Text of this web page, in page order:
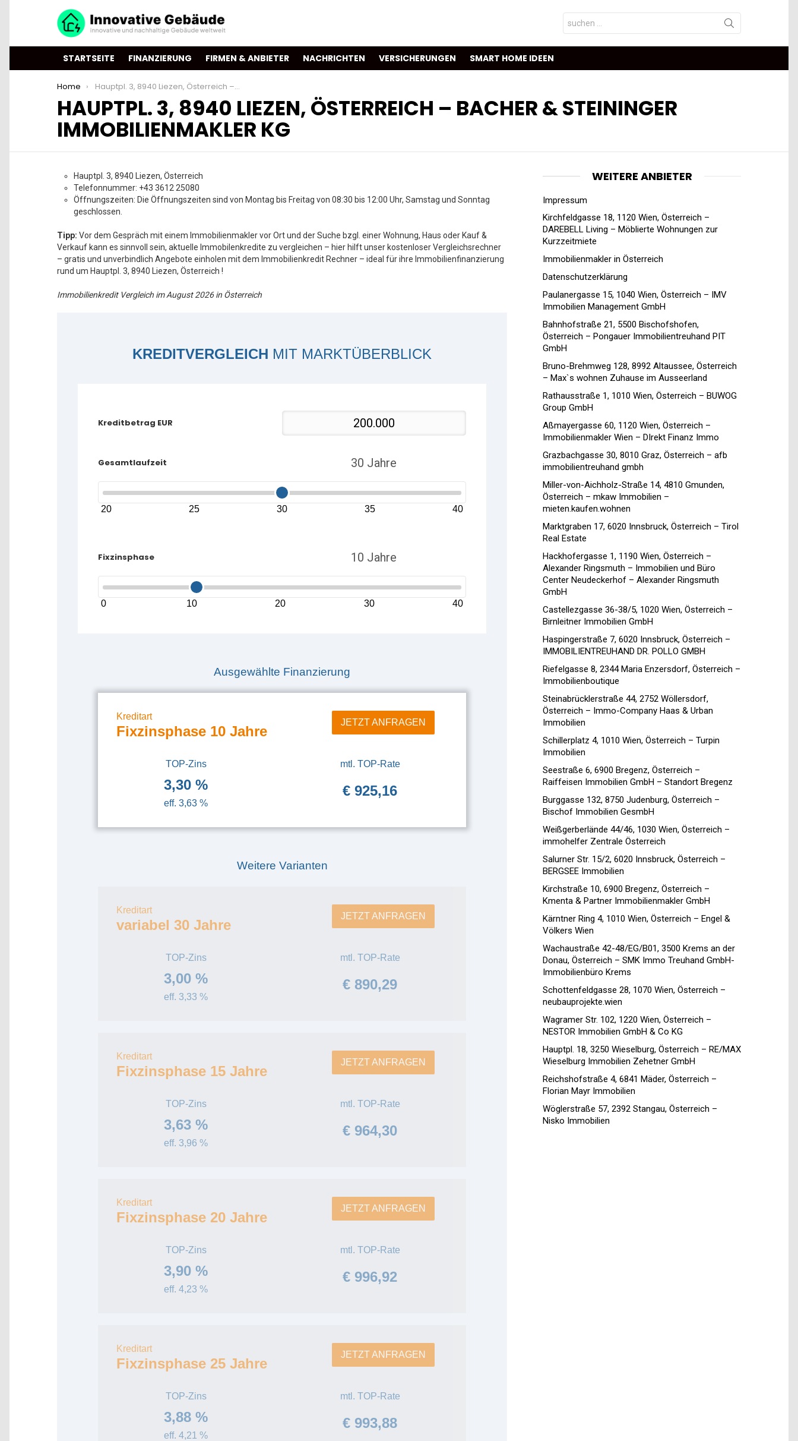
Search
for:
STARTSEITE FINANZIERUNG FIRMEN & ANBIETER NACHRICHTEN VERSICHERUNGEN SMART HOME IDEEN
You are here:
Home Hauptpl. 3, 8940 Liezen, Österreich – Bacher & Steininger Immobilienmakler KG
HAUPTPL. 3, 8940 LIEZEN, ÖSTERREICH – BACHER & STEININGER
IMMOBILIENMAKLER KG
Hauptpl. 3, 8940 Liezen, Österreich
Telefonnummer: +43 3612 25080
Öffnungszeiten: Die Öffnungszeiten sind von Montag bis Freitag von 08:30 bis 12:00 Uhr, Samstag und Sonntag
geschlossen.
Tipp: Vor dem Gespräch mit einem Immobilienmakler vor Ort und der Suche bzgl. einer Wohnung, Haus oder Kauf &
Verkauf kann es sinnvoll sein, aktuelle Immobilenkredite zu vergleichen – hier hilft unser kostenloser Vergleichsrechner
– gratis und unverbindlich Angebote einholen mit dem Immobilienkredit Rechner – ideal für ihre Immobilienfinanzierung
rund um Hauptpl. 3, 8940 Liezen, Österreich !
Immobilienkredit Vergleich im August 2026 in Österreich
KREDITVERGLEICH MIT MARKTÜBERBLICK
Kreditbetrag EUR
Gesamtlaufzeit
Fixzinsphase
20 25 30 35 40
0 10 20 30 40
Ausgewählte Finanzierung
Kreditart
Fixzinsphase 10 Jahre
TOP-Zins
3,30 %
eff. 3,63 %
mtl. TOP-Rate
€ 925,16
JETZT ANFRAGEN
Weitere Varianten
Kreditart
variabel 30 Jahre
TOP-Zins
3,00 %
eff. 3,33 %
mtl. TOP-Rate
€ 890,29
JETZT ANFRAGEN
Kreditart
Fixzinsphase 15 Jahre
TOP-Zins
3,63 %
eff. 3,96 %
mtl. TOP-Rate
€ 964,30
JETZT ANFRAGEN
Kreditart
Fixzinsphase 20 Jahre
TOP-Zins
3,90 %
eff. 4,23 %
mtl. TOP-Rate
€ 996,92
JETZT ANFRAGEN
Kreditart
Fixzinsphase 25 Jahre
TOP-Zins
3,88 %
eff. 4,21 %
mtl. TOP-Rate
€ 993,88
JETZT ANFRAGEN
WEITERE ANBIETER
Impressum
Kirchfeldgasse 18, 1120 Wien, Österreich –
DAREBELL Living – Möblierte Wohnungen zur
Kurzzeitmiete
Immobilienmakler in Österreich
Datenschutzerklärung
Paulanergasse 15, 1040 Wien, Österreich – IMV
Immobilien Management GmbH
Bahnhofstraße 21, 5500 Bischofshofen,
Österreich – Pongauer Immobilientreuhand PIT
GmbH
Bruno-Brehmweg 128, 8992 Altaussee, Österreich
– Max`s wohnen Zuhause im Ausseerland
Rathausstraße 1, 1010 Wien, Österreich – BUWOG
Group GmbH
Aßmayergasse 60, 1120 Wien, Österreich –
Immobilienmakler Wien – DIrekt Finanz Immo
Grazbachgasse 30, 8010 Graz, Österreich – afb
immobilientreuhand gmbh
Miller-von-Aichholz-Straße 14, 4810 Gmunden,
Österreich – mkaw Immobilien –
mieten.kaufen.wohnen
Marktgraben 17, 6020 Innsbruck, Österreich – Tirol
Real Estate
Hackhofergasse 1, 1190 Wien, Österreich –
Alexander Ringsmuth – Immobilien und Büro
Center Neudeckerhof – Alexander Ringsmuth
GmbH
Castellezgasse 36-38/5, 1020 Wien, Österreich –
Birnleitner Immobilien GmbH
Haspingerstraße 7, 6020 Innsbruck, Österreich –
IMMOBILIENTREUHAND DR. POLLO GMBH
Riefelgasse 8, 2344 Maria Enzersdorf, Österreich –
Immobilienboutique
Steinabrücklerstraße 44, 2752 Wöllersdorf,
Österreich – Immo-Company Haas & Urban
Immobilien
Schillerplatz 4, 1010 Wien, Österreich – Turpin
Immobilien
Seestraße 6, 6900 Bregenz, Österreich –
Raiffeisen Immobilien GmbH – Standort Bregenz
Burggasse 132, 8750 Judenburg, Österreich –
Bischof Immobilien GesmbH
Weißgerberlände 44/46, 1030 Wien, Österreich –
immohelfer Zentrale Österreich
Salurner Str. 15/2, 6020 Innsbruck, Österreich –
BERGSEE Immobilien
Kirchstraße 10, 6900 Bregenz, Österreich –
Kmenta & Partner Immobilienmakler GmbH
Kärntner Ring 4, 1010 Wien, Österreich – Engel &
Völkers Wien
Wachaustraße 42-48/EG/B01, 3500 Krems an der
Donau, Österreich – SMK Immo Treuhand GmbH-
Immobilienbüro Krems
Schottenfeldgasse 28, 1070 Wien, Österreich –
neubauprojekte.wien
Wagramer Str. 102, 1220 Wien, Österreich –
NESTOR Immobilien GmbH & Co KG
Hauptpl. 18, 3250 Wieselburg, Österreich – RE/MAX
Wieselburg Immobilien Zehetner GmbH
Reichshofstraße 4, 6841 Mäder, Österreich –
Florian Mayr Immobilien
Wöglerstraße 57, 2392 Stangau, Österreich –
Nisko Immobilien